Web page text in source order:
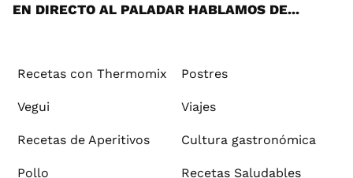
EN DIRECTO AL PALADAR HABLAMOS DE...
Recetas con Thermomix Postres
Vegui Viajes
Recetas de Aperitivos Cultura gastronómica
Pollo Recetas Saludables